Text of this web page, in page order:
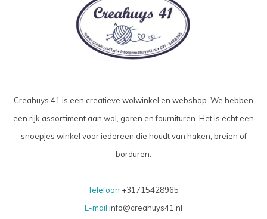
Creahuys 41 is een creatieve wolwinkel en webshop. We hebben
een rijk assortiment aan wol, garen en fournituren. Het is echt een
snoepjes winkel voor iedereen die houdt van haken, breien of
borduren.
Telefoon +31715428965
E-mail info@creahuys41.nl